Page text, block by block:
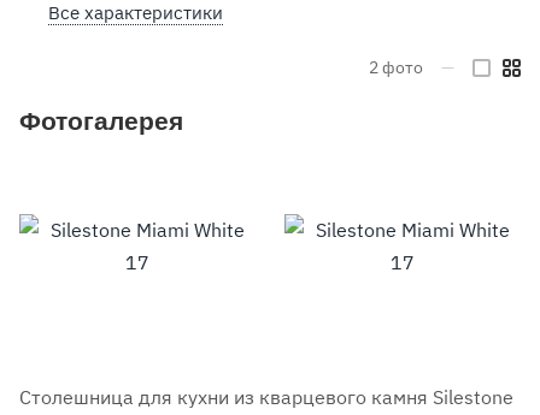
Все характеристики
Фотогалерея
2 фото —
Столешница для кухни из кварцевого камня Silestone